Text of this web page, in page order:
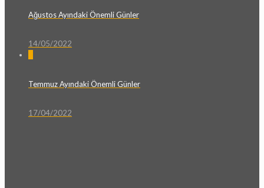
Ağustos Ayındaki Önemli Günler
14/05/2022
Temmuz Ayındaki Önemli Günler
17/04/2022